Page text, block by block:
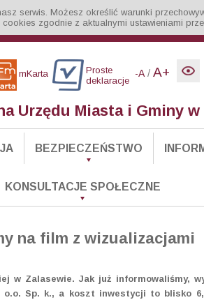
serwis. Możesz określić warunki
zgodnie z aktualnymi ustawieniami
mKarta
Proste
deklaracje
-A / A+
Urzędu Miasta i Gminy w
BEZPIECZEŃSTWO
KONSULTACJE SPOŁECZNE
na film z wizualizacjami
w Zalasewie. Jak już informowaliśmy,
Sp. k., a koszt inwestycji to blisko